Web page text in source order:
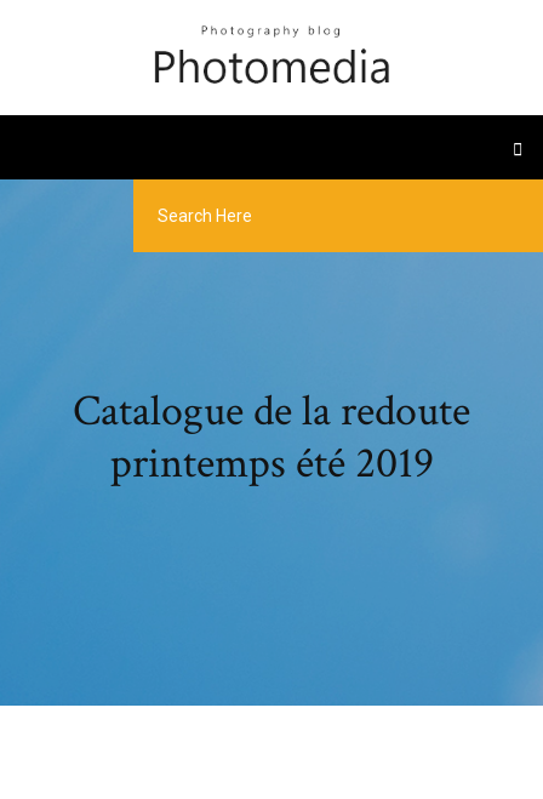
Catalogue de la redoute
printemps été 2019